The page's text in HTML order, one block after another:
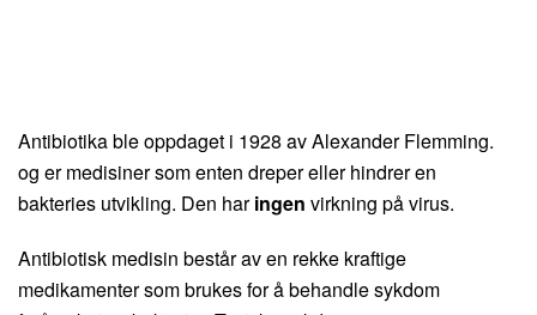
Antibiotika ble oppdaget i 1928 av Alexander Flemming.
og er medisiner som enten dreper eller hindrer en
bakteries utvikling. Den haringen virkning på virus.
Antibiotisk medisin består av en rekke kraftige
medikamenter som brukes for å behandle sykdom